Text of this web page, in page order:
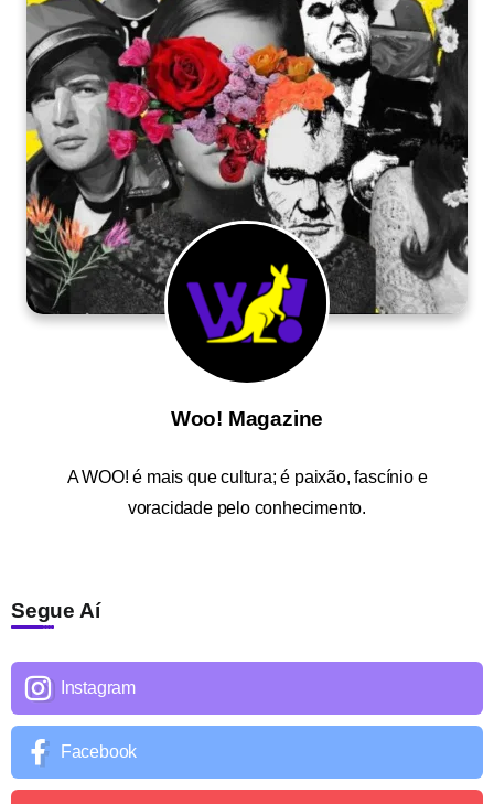
Woo! Magazine
AWOO! é mais que cultura; é paixão, fascínio e
voracidade pelo conhecimento.
Segue Aí
Instagram
Facebook